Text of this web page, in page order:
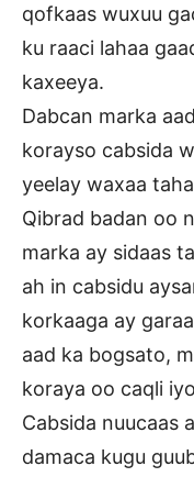
qofkaas wuxuu
ku raaci lahaa
kaxeeya.
Dabcan marka
korayso cabsida
yeelay waxaa
Qibrad badan oo
marka ay sidaas
ah in cabsidu
korkaaga ay
aad ka bogsato,
koraya oo caqli
Cabsida nuucaas
damaca kugu